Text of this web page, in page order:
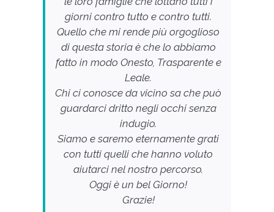
giorni contro tutto e contro tutti.
Quello che mi rende più orgoglioso
di questa storia è che lo abbiamo
fatto in modo Onesto, Trasparente e
Leale.
Chi ci conosce da vicino sa che può
guardarci dritto negli occhi senza
indugio.
Siamo e saremo eternamente grati
con tutti quelli che hanno voluto
aiutarci nel nostro percorso.
Oggi è un bel Giorno!
Grazie!